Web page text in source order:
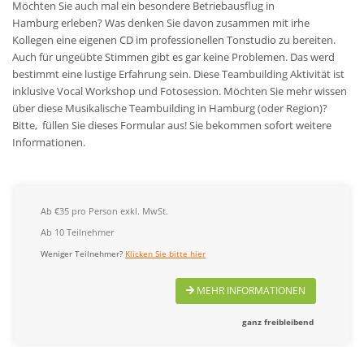
Möchten Sie auch mal ein besondere Betriebausflug in
Hamburgerleben? Was denken Sie davon zusammen mit irhe
Kollegen eine eigenen CD im professionellen Tonstudio zu bereiten.
Auch für ungeübte Stimmen gibt es gar keine Problemen. Das werd
bestimmt eine lustige Erfahrung sein. Diese Teambuilding Aktivität ist
inklusive Vocal Workshop und Fotosession. Möchten Sie mehr wissen
über diese Musikalische Teambuilding in Hamburg (oder Region)?
Bitte, füllen Sie dieses Formular aus! Sie bekommen sofort weitere
Informationen.
Ab €35 pro Person exkl. MwSt.
Ab 10 Teilnehmer
Weniger Teilnehmer? Klicken Sie bitte hier
MEHR INFORMATIONEN
ganz freibleibend